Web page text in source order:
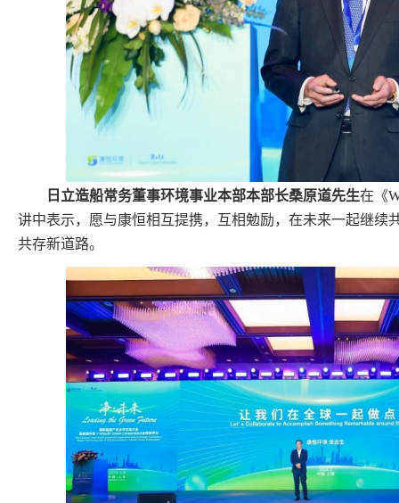
日立造船常务董事环境事业本部本部长桑原道先生在《
讲中表示，愿与康恒相互提携，互相勉励，在未来一起继续
共存新道路。